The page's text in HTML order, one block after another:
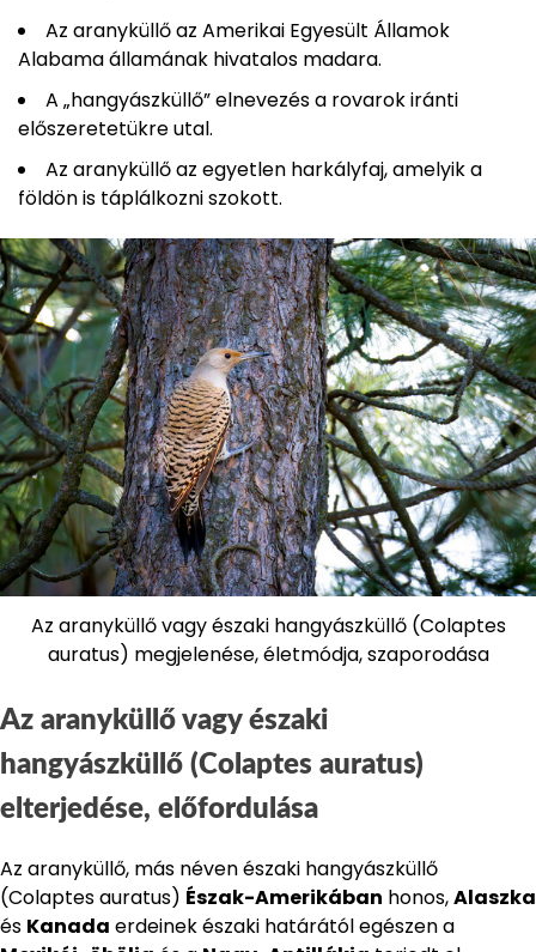
Az aranyküllő az Amerikai Egyesült Államok
Alabama államának hivatalos madara.
A „hangyászküllő” elnevezés a rovarok iránti
előszeretetükre utal.
Az aranyküllő az egyetlen harkályfaj, amelyik a
földön is táplálkozni szokott.
Az aranyküllő vagy északi hangyászküllő (Colaptes
auratus) megjelenése, életmódja, szaporodása
Az aranyküllő vagy északi
hangyászküllő (Colaptes auratus)
elterjedése, előfordulása
Az aranyküllő, más néven északi hangyászküllő
(Colaptes auratus) Észak-Amerikában honos,Alaszka
és Kanada erdeinek északi határától egészen a